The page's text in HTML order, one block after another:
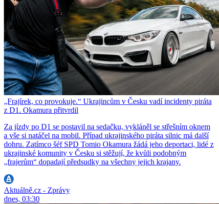
„Frajírek, co provokuje.“ Ukrajincům v Česku vadí incidenty piráta
z D1. Okamura přitvrdil
Za jízdy po D1 se postavil na sedačku, vykláněl se střešním oknem
a vše si natáčel na mobil. Případ ukrajinského piráta silnic má další
dohru. Zatímco šéf SPD Tomio Okamura žádá jeho deportaci, lidé z
ukrajinské komunity v Česku si stěžují, že kvůli podobným
„frajerům“ dopadají předsudky na všechny jejich krajany.
Aktuálně.cz - Zprávy
dnes, 03:30